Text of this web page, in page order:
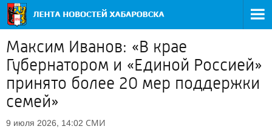
Максим Иванов: «В крае
Губернатором и «Единой Россией»
принято более 20 мер поддержки
семей»
9 июля 2026, 14:02 СМИ